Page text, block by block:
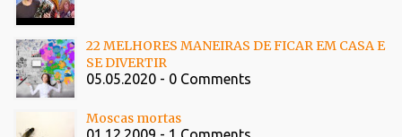
22 MELHORES MANEIRAS DE FICAR EM CASA E
SE DIVERTIR
05.05.2020 - 0 Comments
Moscas mortas